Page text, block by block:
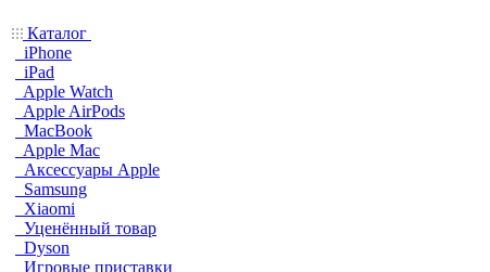
Каталог
iPhone
iPad
Apple Watch
Apple AirPods
MacBook
Apple Mac
Аксессуары Apple
Samsung
Xiaomi
Уценённый товар
Dyson
Игровые приставки